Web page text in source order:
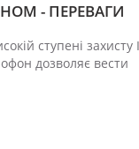
- ПЕРЕВАГИ
ступені захисту
дозволяє вести